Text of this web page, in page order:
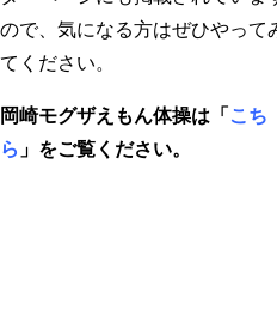
ので、気になる方はぜひやって
てください。
岡崎モグザえもん体操は 「 こち
ら 」 をご覧ください。